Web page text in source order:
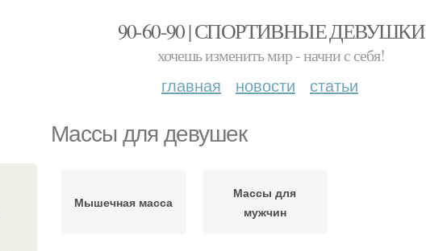
90-60-90 | СПОРТИВНЫЕ ДЕВУШКИ
хочешь изменить мир - начни с себя!
главная новости статьи
Массы для девушек
Мышечная масса
Массы для
мужчин